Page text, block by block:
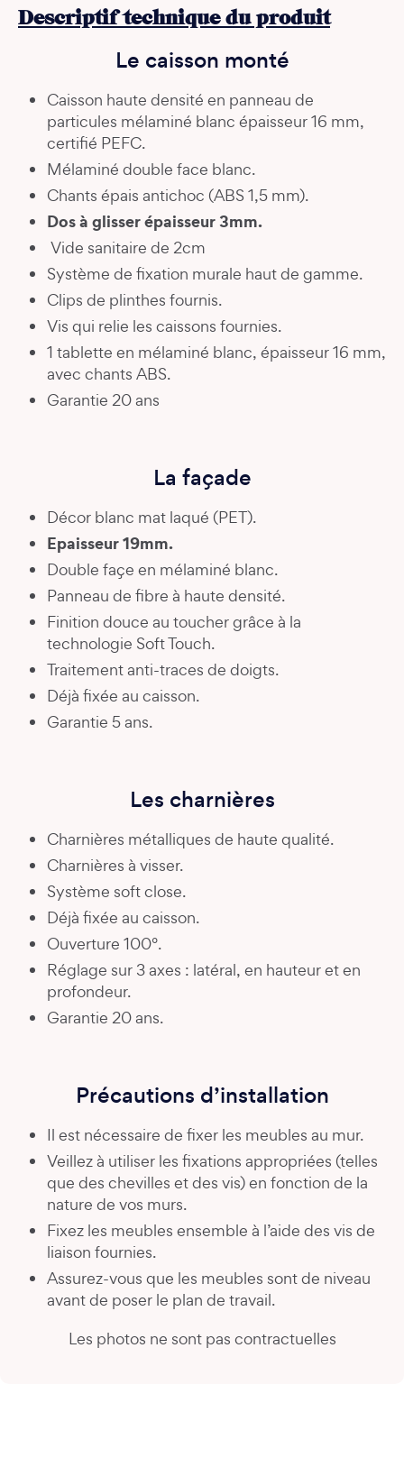
Descriptif technique du produit
Le caisson monté
Caisson haute densité en panneau de
particules mélaminé blanc épaisseur 16 mm,
certifié PEFC.
Mélaminé double face blanc.
Chants épais antichoc (ABS 1,5 mm).
Dos à glisser épaisseur 3mm.
Vide sanitaire de 2cm
Système de fixation murale haut de gamme.
Clips de plinthes fournis.
Vis qui relie les caissons fournies.
1 tablette en mélaminé blanc, épaisseur 16 mm,
avec chants ABS.
Garantie 20 ans
La façade
Décor blanc mat laqué (PET).
Epaisseur 19mm.
Double façe en mélaminé blanc.
Panneau de fibre à haute densité.
Finition douce au toucher grâce à la
technologie Soft Touch.
Traitement anti-traces de doigts.
Déjà fixée au caisson.
Garantie 5 ans.
Les charnières
Charnières métalliques de haute qualité.
Charnières à visser.
Système soft close.
Déjà fixée au caisson.
Ouverture 100°.
Réglage sur 3 axes : latéral, en hauteur et en
profondeur.
Garantie 20 ans.
Précautions d’installation
Il est nécessaire de fixer les meubles au mur.
Veillez à utiliser les fixations appropriées (telles
que des chevilles et des vis) en fonction de la
nature de vos murs.
Fixez les meubles ensemble à l’aide des vis de
liaison fournies.
Assurez-vous que les meubles sont de niveau
avant de poser le plan de travail.
Les photos ne sont pas contractuelles